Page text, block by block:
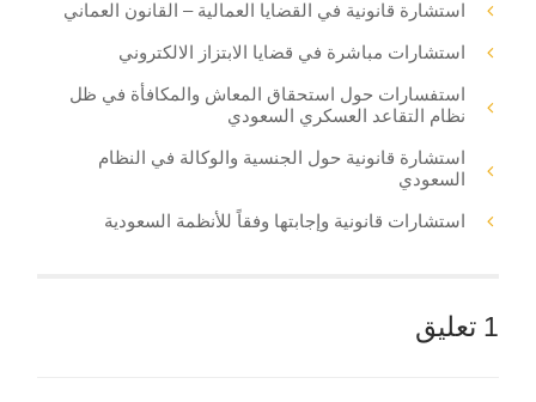
استشارة قانونية في القضايا العمالية – القانون العماني
استشارات مباشرة في قضايا الابتزاز الالكتروني
استفسارات حول استحقاق المعاش والمكافأة في ظل
نظام التقاعد العسكري السعودي
استشارة قانونية حول الجنسية والوكالة في النظام
السعودي
استشارات قانونية وإجابتها وفقاً للأنظمة السعودية
1 تعليق